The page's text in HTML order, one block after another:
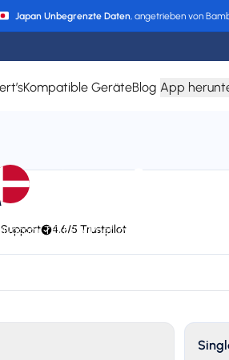
Japan Unbegrenzte Daten, angetrieben von
Kompatible GeräteBlog App
eSIM für
TELE2, VIPnet, cyta, O2, Vodafone,
4,6/5 Trustpilot